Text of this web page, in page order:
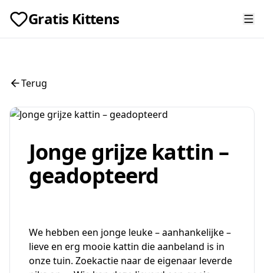
Gratis Kittens
Terug
Jonge grijze kattin –
geadopteerd
We hebben een jonge leuke – aanhankelijke –
lieve en erg mooie kattin die aanbeland is in
onze tuin. Zoekactie naar de eigenaar leverde